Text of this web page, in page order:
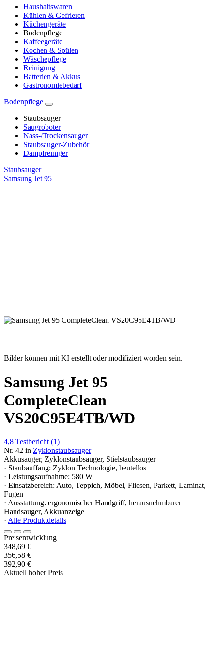
Haushaltswaren
Kühlen & Gefrieren
Küchengeräte
Bodenpflege
Kaffeegeräte
Kochen & Spülen
Wäschepflege
Reinigung
Batterien & Akkus
Gastronomiebedarf
Bodenpflege
Staubsauger
Saugroboter
Nass-/Trockensauger
Staubsauger-Zubehör
Dampfreiniger
Staubsauger
Samsung Jet 95
Bilder können mit KI erstellt oder modifiziert worden sein.
Samsung Jet 95
CompleteClean
VS20C95E4TB/WD
4,8 Testbericht (1)
Nr. 42 in Zyklonstaubsauger
Akkusauger, Zyklonstaubsauger, Stielstaubsauger
· Staubauffang: Zyklon-Technologie, beutellos
· Leistungsaufnahme: 580 W
· Einsatzbereich: Auto, Teppich, Möbel, Fliesen, Parkett, Laminat,
Fugen
· Ausstattung: ergonomischer Handgriff, herausnehmbarer
Handsauger, Akkuanzeige
· Alle Produktdetails
Preisentwicklung
348,69 €
356,58 €
392,90 €
Aktuell hoher Preis